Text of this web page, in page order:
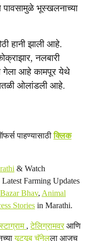
भूस्खलनाच्या
हानी झाली आहे.
नलबारी
गेला आहे कामपूर येथे
ओलांडली आहे.
पाहण्यासाठीक्लिक
& Watch
Farming Updates
Bazar Bhav, Animal
Stories in Marathi.
,टेलिग्रामवरआणि
यूट्यूब चॅनेलला आजच